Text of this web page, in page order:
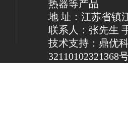
热器等产品
地 址：江苏省镇
联系人：张先生
技术支持：鼎优
32110102321368